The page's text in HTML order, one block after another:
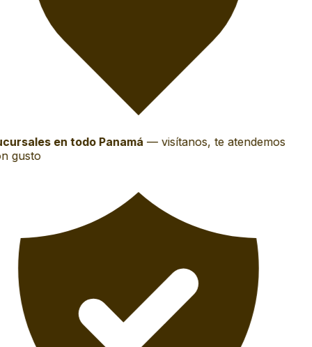
en todo Panamá— visítanos, te atendemos
gusto